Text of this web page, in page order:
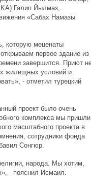
Галип Йылмаз,
«Сабах Намазы
которую меценаты
первое здание из
завершится. Приют
жилищных условий и
- отметил турецкий
проект было очень
комплекса мы пришли
масштабного проекта в
сотрудники фонда
Сонгюр.
народа. Мы хотим,
- пояснил Исмаил.